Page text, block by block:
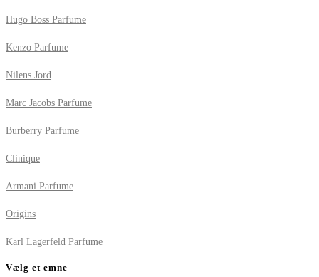
Hugo Boss Parfume
Kenzo Parfume
Nilens Jord
Marc Jacobs Parfume
Burberry Parfume
Clinique
Armani Parfume
Origins
Karl Lagerfeld Parfume
Vælg et emne